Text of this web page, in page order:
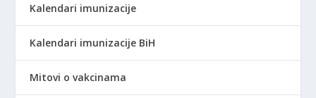
Kalendari imunizacije
Kalendari imunizacije BiH
Mitovi o vakcinama